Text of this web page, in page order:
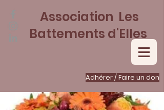
Adhérer / Faire un don
Association Les
Battements d'Elles